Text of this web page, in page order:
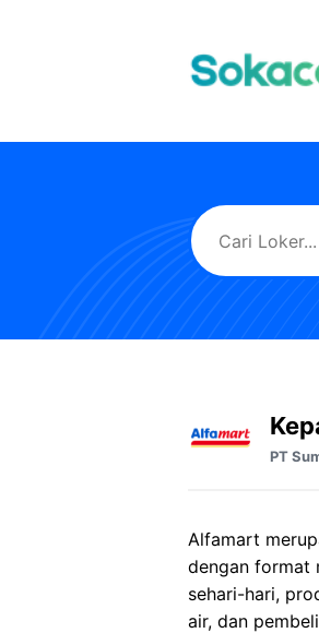
PT
Alfamart
dengan format
sehari-hari,
air, dan